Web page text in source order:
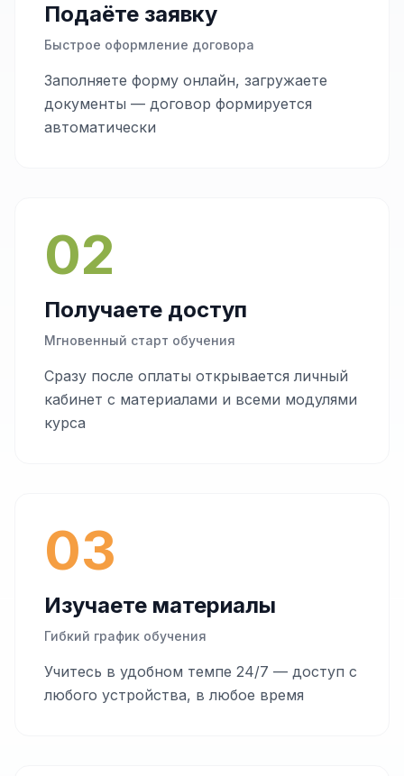
Подаёте заявку
Быстрое оформление договора
Заполняете форму онлайн, загружаете
документы — договор формируется
автоматически
02
Получаете доступ
Мгновенный старт обучения
Сразу после оплаты открывается личный
кабинет с материалами и всеми модулями
курса
03
Изучаете материалы
Гибкий график обучения
Учитесь в удобном темпе 24/7 — доступ с
любого устройства, в любое время